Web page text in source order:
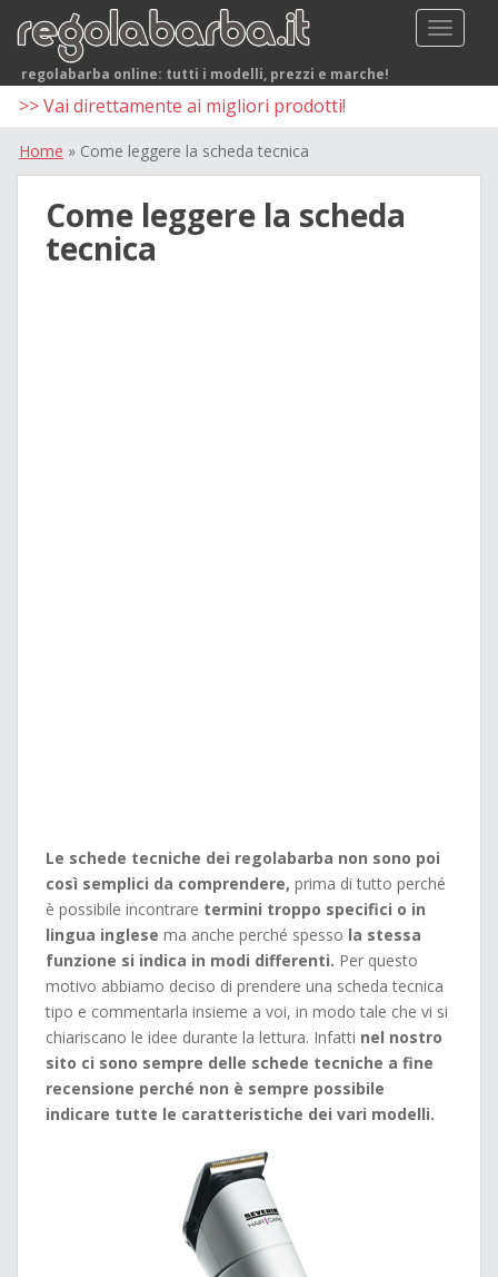
p
regolabarba online: tutti i modelli, prezzi e marche!
>> Vai direttamente ai migliori prodotti!
Home » Come leggere la scheda tecnica
Come leggere la scheda
tecnica
Le schede tecniche dei regolabarba non sono poi
così semplici da comprendere, prima di tutto perché
è possibile incontrare termini troppo specifici o in
lingua inglese ma anche perché spesso la stessa
funzione si indica in modi differenti. Per questo
motivo abbiamo deciso di prendere una scheda tecnica
tipo e commentarla insieme a voi, in modo tale che vi si
chiariscano le idee durante la lettura. Infatti nel nostro
sito ci sono sempre delle schede tecniche a fine
recensione perché non è sempre possibile
indicare tutte le caratteristiche dei vari modelli.